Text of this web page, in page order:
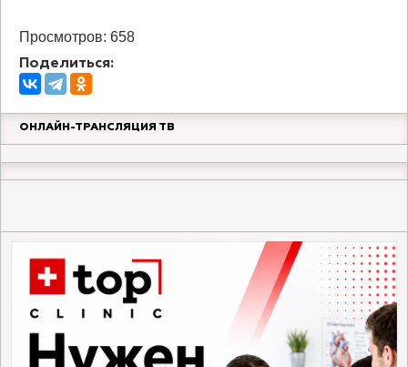
Просмотров: 658
Поделиться:
ОНЛАЙН-ТРАНСЛЯЦИЯ ТВ